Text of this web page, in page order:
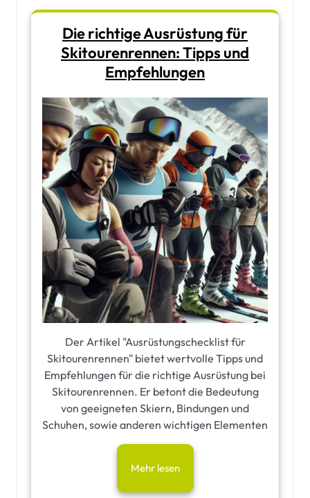
Die richtige Ausrüstung für
Skitourenrennen: Tipps und
Empfehlungen
Der Artikel "Ausrüstungschecklist für
Skitourenrennen" bietet wertvolle Tipps und
Empfehlungen für die richtige Ausrüstung bei
Skitourenrennen. Er betont die Bedeutung
von geeigneten Skiern, Bindungen und
Schuhen, sowie anderen wichtigen Elementen
Mehr lesen